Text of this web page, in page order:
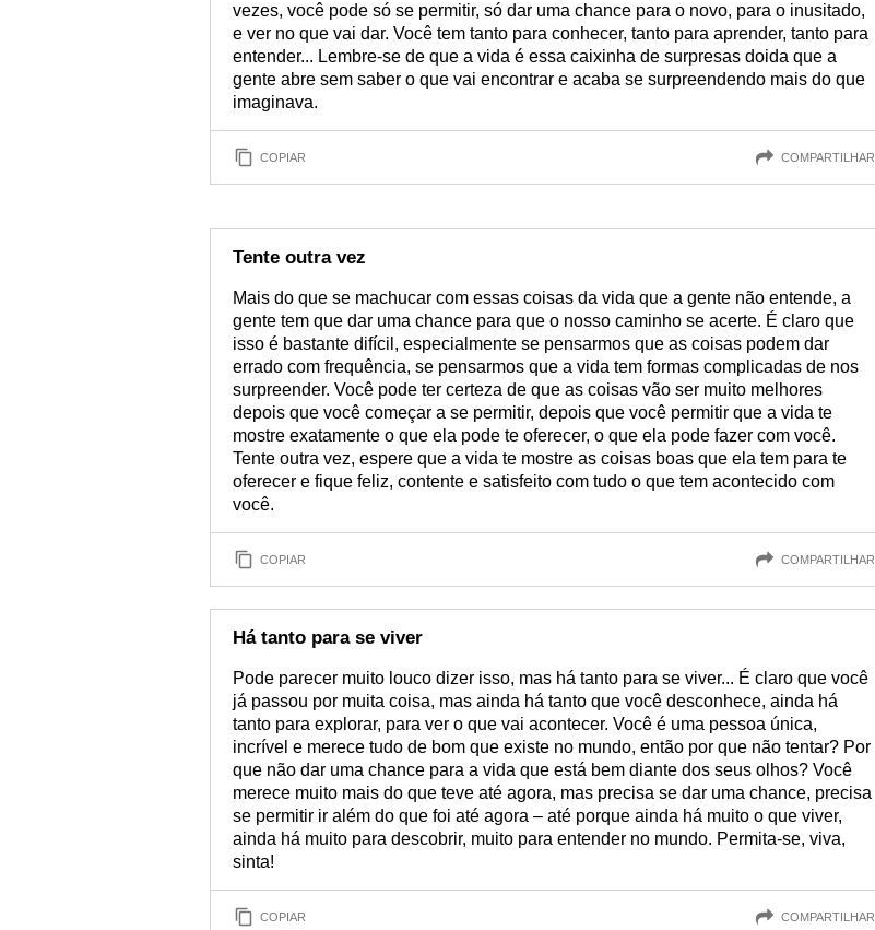
vezes, você pode só se permitir, só dar uma chance para o novo, para o inusitado,
e ver no que vai dar. Você tem tanto para conhecer, tanto para aprender, tanto para
entender... Lembre-se de que a vida é essa caixinha de surpresas doida que a
gente abre sem saber o que vai encontrar e acaba se surpreendendo mais do que
imaginava.
COPIAR COMPARTILHAR
Tente outra vez
Mais do que se machucar com essas coisas da vida que a gente não entende, a
gente tem que dar uma chance para que o nosso caminho se acerte. É claro que
isso é bastante difícil, especialmente se pensarmos que as coisas podem dar
errado com frequência, se pensarmos que a vida tem formas complicadas de nos
surpreender. Você pode ter certeza de que as coisas vão ser muito melhores
depois que você começar a se permitir, depois que você permitir que a vida te
mostre exatamente o que ela pode te oferecer, o que ela pode fazer com você.
Tente outra vez, espere que a vida te mostre as coisas boas que ela tem para te
oferecer e fique feliz, contente e satisfeito com tudo o que tem acontecido com
você.
COPIAR COMPARTILHAR
Há tanto para se viver
Pode parecer muito louco dizer isso, mas há tanto para se viver... É claro que você
já passou por muita coisa, mas ainda há tanto que você desconhece, ainda há
tanto para explorar, para ver o que vai acontecer. Você é uma pessoa única,
incrível e merece tudo de bom que existe no mundo, então por que não tentar? Por
que não dar uma chance para a vida que está bem diante dos seus olhos? Você
merece muito mais do que teve até agora, mas precisa se dar uma chance, precisa
se permitir ir além do que foi até agora – até porque ainda há muito o que viver,
ainda há muito para descobrir, muito para entender no mundo. Permita-se, viva,
sinta!
COPIAR COMPARTILHAR